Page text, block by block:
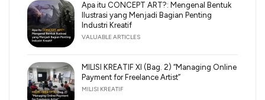
Apa itu CONCEPT ART?: Mengenal Bentuk
Ilustrasi yang Menjadi Bagian Penting
Industri Kreatif
VALUABLE ARTICLES
MILISI KREATIF XI (Bag. 2) “Managing Online
Payment for Freelance Artist”
MILISI KREATIF